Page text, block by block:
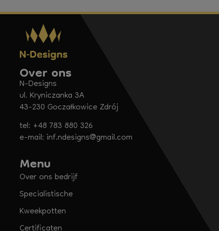
Over ons
N-Designs
ul. Kryniczanka 3A
43-230 Goczałkowice Zdrój
tel: +48 783 880 326
e-mail: inf.ndesigns@gmail.com
Menu
Over ons bedrijf
Specialistische
Kweekpotten